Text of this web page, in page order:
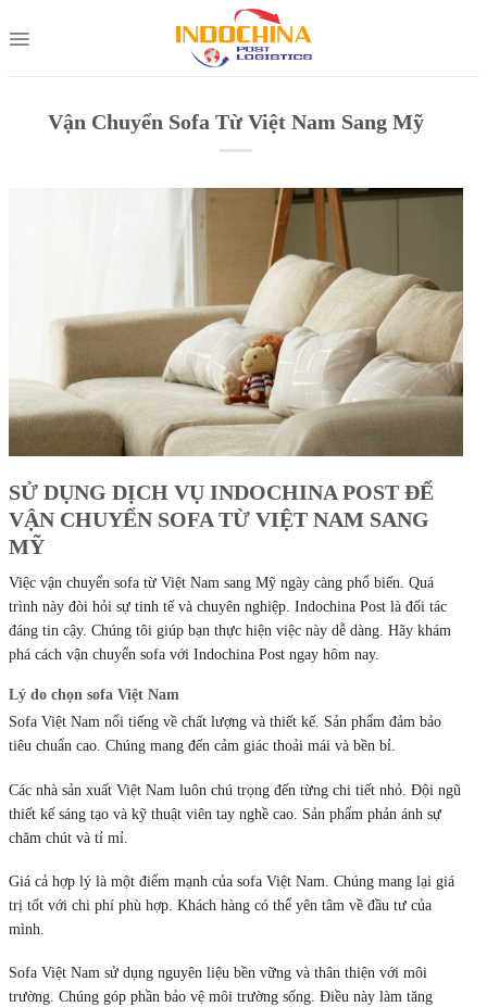
to
Vận Chuyển Sofa Từ Việt Nam Sang Mỹ
SỬ DỤNG DỊCH VỤ INDOCHINA POST ĐỂ
VẬN CHUYỂN SOFA TỪ VIỆT NAM SANG
MỸ
Việc vận chuyển sofa từ Việt Nam sang Mỹ ngày càng phổ biến. Quá
trình này đòi hỏi sự tinh tế và chuyên nghiệp. Indochina Post là đối tác
đáng tin cậy. Chúng tôi giúp bạn thực hiện việc này dễ dàng. Hãy khám
phá cách vận chuyển sofa với Indochina Post ngay hôm nay.
Lý do chọn sofa Việt Nam
Sofa Việt Nam nổi tiếng về chất lượng và thiết kế. Sản phẩm đảm bảo
tiêu chuẩn cao. Chúng mang đến cảm giác thoải mái và bền bỉ.
Các nhà sản xuất Việt Nam luôn chú trọng đến từng chi tiết nhỏ. Đội ngũ
thiết kế sáng tạo và kỹ thuật viên tay nghề cao. Sản phẩm phản ánh sự
chăm chút và tỉ mỉ.
Giá cả hợp lý là một điểm mạnh của sofa Việt Nam. Chúng mang lại giá
trị tốt với chi phí phù hợp. Khách hàng có thể yên tâm về đầu tư của
mình.
Sofa Việt Nam sử dụng nguyên liệu bền vững và thân thiện với môi
trường. Chúng góp phần bảo vệ môi trường sống. Điều này làm tăng